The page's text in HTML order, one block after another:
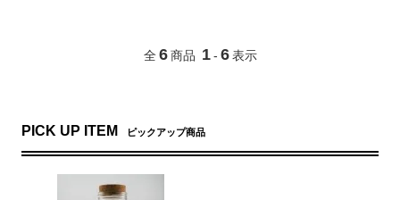
全 6 商品 1 - 6 表示
PICK UP ITEM ピックアップ商品